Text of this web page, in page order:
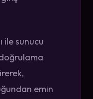
ile sunucu
emin